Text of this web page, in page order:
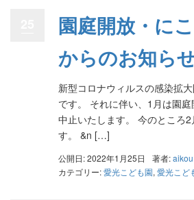
園庭開放・に
からのお知ら
新型コロナウィルスの感染拡
です。 それに伴い、1月は園
中止いたします。 今のところ
す。 &n […]
公開日: 2022年1月25日 著者:aikou
カテゴリー:愛光こども園, 愛光こど